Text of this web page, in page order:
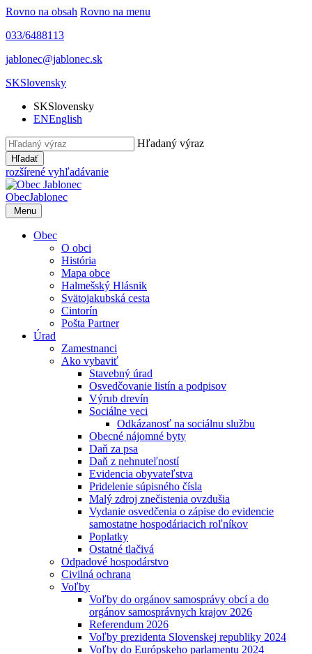
Rovno na obsah Rovno na menu
033/6488113
jablonec@jablonec.sk
SKSlovensky
SKSlovensky
ENEnglish
Hľadaný výraz
Hľadať
rozšírené vyhľadávanie
ObecJablonec
Menu
Obec
O obci
História
Mapa obce
Halmešský Hlásnik
Svätojakubská cesta
Cintorín
Pošta Partner
Úrad
Zamestnanci
Ako vybaviť
Stavebný úrad
Osvedčovanie listín a podpisov
Výrub drevín
Sociálne veci
Odkázanosť na sociálnu službu
Obecné nájomné byty
Daň za psa
Daň z nehnuteľností
Evidencia obyvateľstva
Pridelenie súpisného čísla
Malý zdroj znečistenia ovzdušia
Vydanie osvedčenia o zápise do evidencie
samostatne hospodáriacich roľníkov
Poplatky
Ostatné tlačivá
Odpadové hospodárstvo
Civilná ochrana
Voľby
Voľby do orgánov samosprávy obcí a do
orgánov samosprávnych krajov 2026
Referendum 2026
Voľby prezidenta Slovenskej republiky 2024
Voľby do Európskeho parlamentu 2024